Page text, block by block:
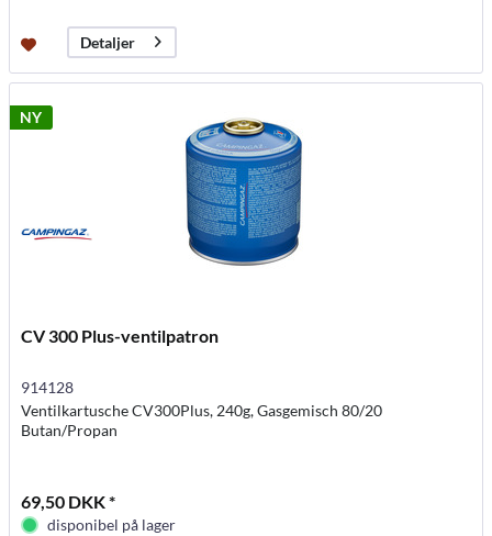
Detaljer
NY
CV 300 Plus-ventilpatron
914128
Ventilkartusche CV300Plus, 240g, Gasgemisch 80/20
Butan/Propan
69,50 DKK *
disponibel på lager